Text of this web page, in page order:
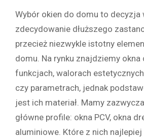
Wybór okien do domu to decyzja
zdecydowanie dłuższego
przecież niezwykle istotny
domu. Na rynku znajdziemy
funkcjach, walorach
czy parametrach, jednak
jest ich materiał. Mamy
główne profile: okna PCV, okna
aluminiowe. Które z nich